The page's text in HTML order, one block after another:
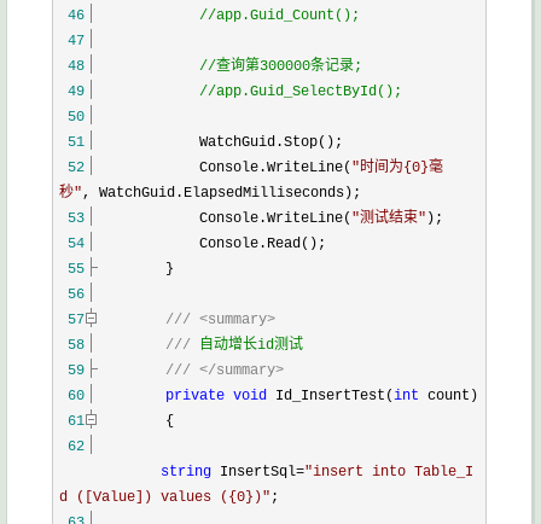
46
//app.Guid_Count();
47
48
//查询第300000条记录;
49
//app.Guid_SelectById();
50
51
WatchGuid.Stop();
52
Console.WriteLine( "时间为{0}毫
秒", WatchGuid.ElapsedMilliseconds);
53
Console.WriteLine( "测试结束" );
54
Console.Read();
55
}
56
57
/// <summary>
58
/// 自动增长id测试
59
/// </summary>
60
private void Id_InsertTest(int count)
61
{
62
string InsertSql="insert into Table_I
d ([Value]) values ({0})" ;